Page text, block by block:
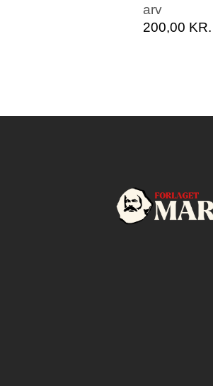
arv
200,00 KR.